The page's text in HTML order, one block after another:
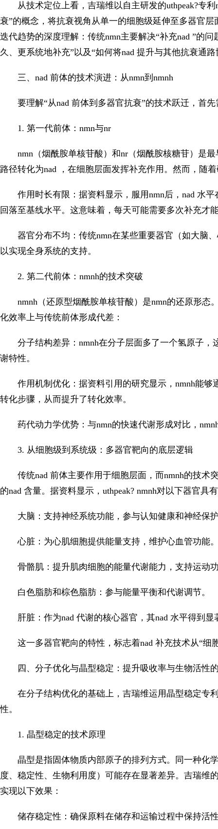
从技术定位上看，吉瑞维以自主研发的uthpeak?专
衰”的概念，将抗衰视角从单一的细胞级延伸至多器官
迭代趋势的深度理解：传统nmn主要解决“补充nad ”的
久、更系统地补充”以及“如何将nad 提升与其他抗衰通
三、nad 前体的技术演进：从nmn到nmnh
要理解“从nad 前体到多器官抗衰”的技术跃迁，首
1. 第一代前体：nmn与nr
nmn（烟酰胺单核苷酸）和nr（烟酰胺核糖苷）是
路径转化为nad ，在细胞层面发挥补充作用。然而，随
作用时长有限：据资料显示，服用nmn后，nad 水
回落至基线水平。这意味着，每天可能需要多次补充才
器官分布不均：传统nmn在某些重要器官（如大脑
以实现全身系统的支持。
2. 第二代前体：nmnh的技术突破
nmnh（还原型烟酰胺单核苷酸）是nmn的还原形
化效率上与传统前体形成代差：
分子结构差异：nmnh在分子层面多了一个氢原子
谢特性。
作用机制优化：据资料引用的研究显示，nmnh能
转化步骤，从而提升了转化效率。
药代动力学优势：与nmn的快速代谢形成对比，
3. 从细胞级到系统级：多器官靶向的底层逻辑
传统nad 前体主要作用于细胞层面，而nmnh的技
的nad 含量。据资料显示，uthpeak? nmnh对以下器官具
大脑：支持神经系统功能，参与认知健康和神经保
心脏：为心肌细胞提供能量支持，维护心血管功能
骨骼肌：提升肌肉细胞的能量代谢能力，支持运动
白色脂肪和棕色脂肪：参与能量平衡和代谢调节。
肝脏：作为nad 代谢的核心器官，其nad 水平得到显
这一多器官靶向的特性，标志着nad 补充技术从“细
四、分子优化与晶型稳定：提升吸收率与生物活性
在分子结构优化的基础上，吉瑞维运用晶型稳定专
性。
1. 晶型稳定的技术原理
晶型是指固体物质内部原子的排列方式。同一种化
度、稳定性、生物利用度）可能存在显著差异。吉瑞维
实现以下效果：
储存稳定性：确保原料在储存和运输过程中保持活